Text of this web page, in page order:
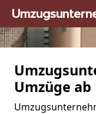
Umzüge ab